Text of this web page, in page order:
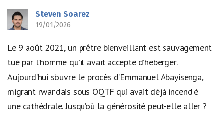
Steven Soarez
19/01/2026
Le 9 août 2021, un prêtre bienveillant est sauvagement
tué par l’homme qu’il avait accepté d’héberger.
Aujourd’hui s’ouvre le procès d’Emmanuel Abayisenga,
migrant rwandais sous OQTF qui avait déjà incendié
une cathédrale. Jusqu’où la générosité peut-elle aller ?